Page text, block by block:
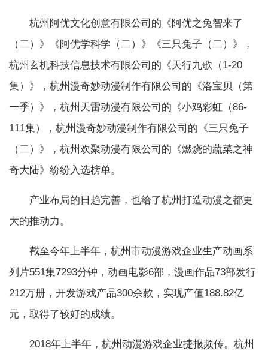
杭州阿优文化创意有限公司的《阿优之兔智来了
（二）》《阿优学科学（二）》《三只兔子（二）》，
杭州玄机科技信息技术有限公司的《天行九歌（1-20
集）》，杭州漫奇妙动漫制作有限公司的《洛宝贝（第
一季）》，杭州天雷动漫有限公司的《小鸡彩虹（86-
111集），杭州漫奇妙动漫制作有限公司的《三只兔子
（二）》，杭州欢聚动漫有限公司的《燃烧的蔬菜之神
奇大陆》纷纷入选榜单。
产业布局的日趋完善，也给了杭州打造动漫之都更
大的推动力。
截至今年上半年，杭州市动漫游戏企业生产动画系
列片551集7293分钟，动画电影6部，漫画作品73部发行
212万册，开发游戏产品300余款，实现产值188.82亿
元，取得了较好的成绩。
2018年上半年，杭州动漫游戏企业捷报频传。杭州